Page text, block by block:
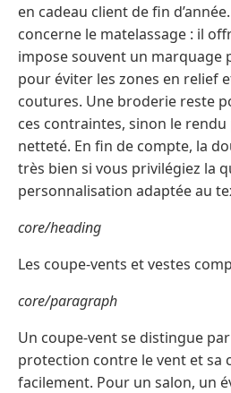
en cadeau client de fin
concerne le matelassage : il
impose souvent un marquage
pour éviter les zones en relief
coutures. Une broderie reste
ces contraintes, sinon le
netteté. En fin de compte, la
très bien si vous privilégiez la
personnalisation adaptée au
core/heading
Les coupe-vents et vestes
core/paragraph
Un coupe-vent se distingue
protection contre le vent et sa
facilement. Pour un salon, un